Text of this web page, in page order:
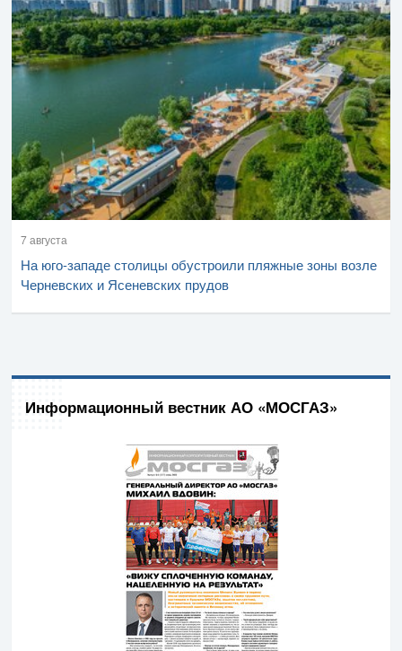
7 августа
На юго-западе столицы обустроили пляжные зоны возле
Черневских и Ясеневских прудов
Информационный вестник АО «МОСГАЗ»